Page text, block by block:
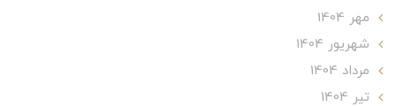
مهر 1404
شهریور 1404
مرداد 1404
تير 1404